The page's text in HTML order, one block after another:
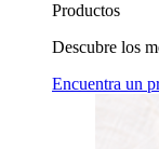
Productos
Descubre los
Encuentra un